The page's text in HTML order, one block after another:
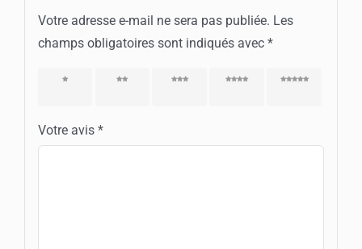
Votre adresse e-mail ne sera pas publiée. Les
champs obligatoires sont indiqués avec *
1 étoile
2 étoiles
3 étoiles
4 étoiles
5 étoiles
Votre avis *